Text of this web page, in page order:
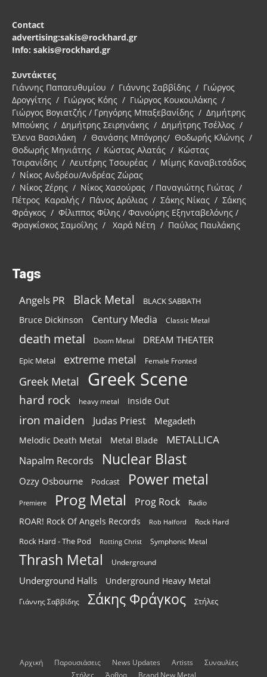
Contact
advertising:sakis@rockhard.gr
Info: sakis@rockhard.gr
Συντάκτες
Γιάννης Παπαευθυμίου / Γιάννης Σαββίδης / Γιώργος
Δρογγίτης / Γιώργος Κόης / Γιώργος Κουκουλάκης /
Γιώργος Βογιατζής / Γρηγόρης Μπαξεβανίδης / Δημήτρης
Μπούκης / Δημήτρης Σειρηνάκης / Δημήτρης Τσέλλος /
Έλενα Βασιλάκη / Θανάσης Μπόγρης/ Θοδωρής Κλώνης /
Θοδωρής Μηνιάτης / Κώστας Αλατάς / Κώστας
Τσιρανίδης / Λευτέρης Τσουρέας / Μίμης Καναβιτσάδος
/ Νίκος Ανδρέου/Ανδρέας Ζώρας
/ Νίκος Ζέρης / Νίκος Χασούρας / Παναγιώτης Γιώτας /
Πέτρος Καραλής / Πάνος Δρόλιας / Σάκης Νίκας / Σάκης
Φράγκος / Φίλιππος Φίλης / Φανούρης Εξηνταβελόνης /
Φραγκίσκος Σαμοΐλης / Χαρά Νέτη / Παύλος Παυλάκης
Tags
Angels PR Black Metal BLACK SABBATH
Bruce Dickinson Century Media Classic Metal
death metal Doom Metal DREAM THEATER
Epic Metal extreme metal Female Fronted
Greek Metal Greek Scene
hard rock heavy metal Inside Out
iron maiden Judas Priest Megadeth
Melodic Death Metal Metal Blade METALLICA
Napalm Records Nuclear Blast
Ozzy Osbourne Podcast Power metal
Premiere Prog Metal Prog Rock Radio
ROAR! Rock Of Angels Records Rob Halford Rock Hard
Rock Hard - The Pod Rotting Christ Symphonic Metal
Thrash Metal Underground
Underground Halls Underground Heavy Metal
Γιάννης Σαββίδης Σάκης Φράγκος Στήλες
Αρχική Παρουσιάσεις News Updates Artists
Συναυλίες